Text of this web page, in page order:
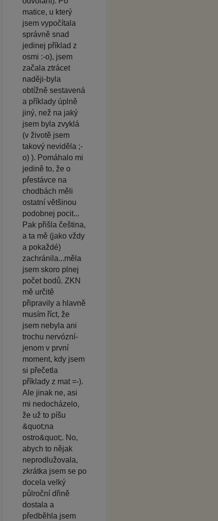
matice, u který
jsem vypočítala
správně snad
jedinej příklad z
osmi :-o), jsem
začala ztrácet
naději-byla
obtížně sestavená
a příklady úplně
jiný, než na jaký
jsem byla zvyklá
(v životě jsem
takový neviděla ;-
o) ). Pomáhalo mi
jedině to, že o
přestávce na
chodbách měli
ostatní většinou
podobnej pocit...
Pak přišla čeština,
a ta mě (jako vždy
a pokaždé)
zachránila...měla
jsem skoro plnej
počet bodů. ZKN
mě určitě
připravily a hlavně
musím říct, že
jsem nebyla ani
trochu nervózní-
jenom v první
moment, kdy jsem
si přečetla
příklady z mat =-).
Ale jinak ne, asi
mi nedocházelo,
že už to píšu
&quot;na
ostro&quot;. No,
abych to nějak
neprodlužovala,
zkrátka jsem se po
docela velký
půlroční dřině
dostala a
předběhla jsem